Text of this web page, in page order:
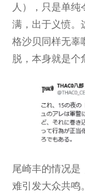
人），只是单
满，出于义愤。
格沙贝同样无辜
脱，本身就是个
尾崎丰的情况是
难引发大众共鸣